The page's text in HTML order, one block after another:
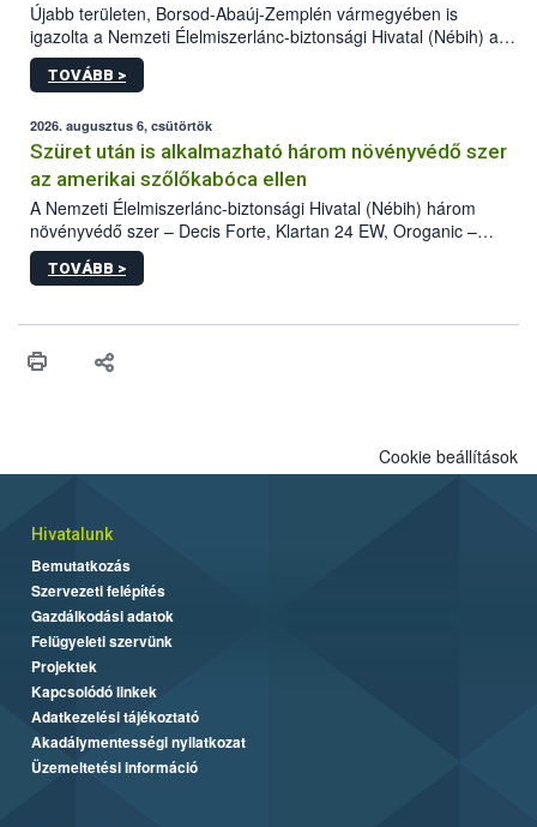
Újabb területen, Borsod-Abaúj-Zemplén vármegyében is
igazolta a Nemzeti Élelmiszerlánc-biztonsági Hivatal (Nébih) a
kőrisrontó karcsúdíszbogár (Agrilus planipennis) jelenlétét. A
kártevőt nem csak színcsapdában találták meg, de már fertőzött
az intenzív felderítést, emellett az intézkedéseket a szlovák
hatósággal is összehangolják a terjedés megállítása érdekében.
TOVÁBB >
2026. augusztus 6, csütörtök
Szüret után is alkalmazható három növényvédő szer
az amerikai szőlőkabóca ellen
A Nemzeti Élelmiszerlánc-biztonsági Hivatal (Nébih) három
növényvédő szer – Decis Forte, Klartan 24 EW, Oroganic –
engedélyokiratát módosította, így azok a szüretet követően,
egészen a vesszőérettség (BBCH 91) stádiumáig
érésű szőlőkben is legyen lehetőség a károsító elleni további
felhasználók számára is elérhető és ökológiai termesztésben is
TOVÁBB >
Cookie beállítások
Hivatalunk
Bemutatkozás
Szervezeti felépítés
Gazdálkodási adatok
Felügyeleti szervünk
Projektek
Kapcsolódó linkek
Adatkezelési tájékoztató
Akadálymentességi nyilatkozat
Üzemeltetési információ